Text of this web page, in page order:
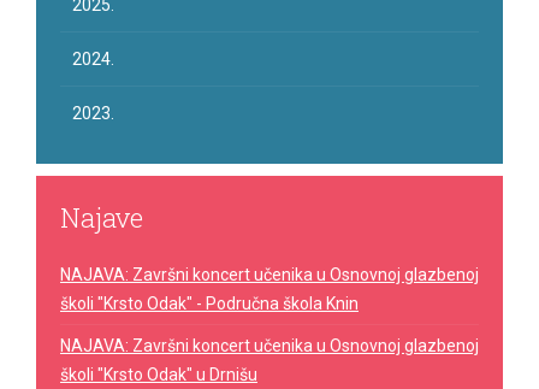
2025.
2024.
2023.
Najave
NAJAVA: Završni koncert učenika u Osnovnoj glazbenoj
školi "Krsto Odak" - Područna škola Knin
NAJAVA: Završni koncert učenika u Osnovnoj glazbenoj
školi "Krsto Odak" u Drnišu